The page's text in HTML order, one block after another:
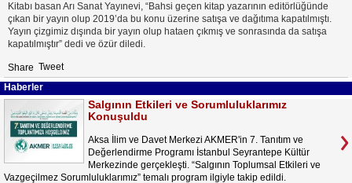
Kitabı basan Arı Sanat Yayınevi, “Bahsi geçen kitap yazarının editörlüğünde
çıkan bir yayın olup 2019’da bu konu üzerine satışa ve dağıtıma kapatılmıştı.
Yayın çizgimiz dışında bir yayın olup hataen çıkmış ve sonrasında da satışa
kapatılmıştır” dedi ve özür diledi.
Share Tweet
Haberler
Salgının Etkileri ve Sorumluluklarımız
Konuşuldu
Aksa İlim ve Davet Merkezi AKMER'in 7. Tanıtım ve
Değerlendirme Programı İstanbul Seyrantepe Kültür
Merkezinde gerçekleşti. “Salgının Toplumsal Etkileri ve
Vazgeçilmez Sorumluluklarımız” temalı program ilgiyle takip edildi.